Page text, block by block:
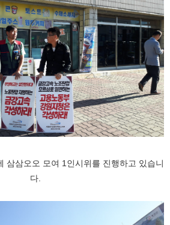
삼삼오오 모여 1인시위를 진행하고 있습니
다.